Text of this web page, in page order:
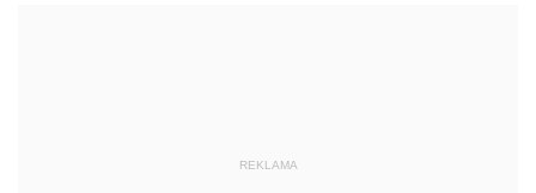
REKLAMA